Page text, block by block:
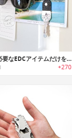
Ferris｜必要なEDCアイテムだけをスッキリ収納するマグネットモジュール式オーガナイズシステム「フェリス」
+270